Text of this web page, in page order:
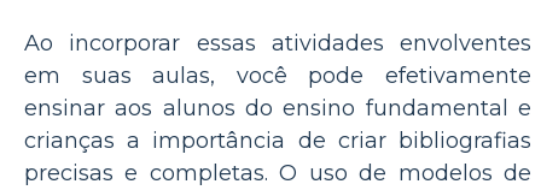
Ao incorporar essas atividades envolventes
em suas aulas, você pode efetivamente
ensinar aos alunos do ensino fundamental e
crianças a importância de criar bibliografias
precisas e completas. O uso de modelos de